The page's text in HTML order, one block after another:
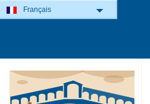
Français